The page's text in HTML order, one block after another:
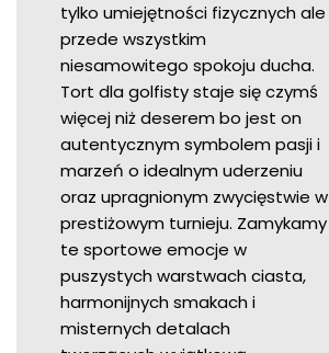
tylko umiejętności fizycznych ale
przede wszystkim
niesamowitego spokoju ducha.
Tort dla golfisty staje się czymś
więcej niż deserem bo jest on
autentycznym symbolem pasji i
marzeń o idealnym uderzeniu
oraz upragnionym zwycięstwie w
prestiżowym turnieju. Zamykamy
te sportowe emocje w
puszystych warstwach ciasta,
harmonijnych smakach i
misternych detalach